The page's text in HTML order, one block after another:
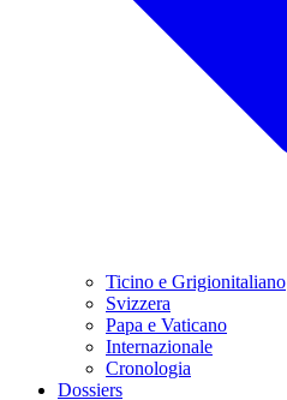
Ticino e Grigionitaliano
Svizzera
Papa e Vaticano
Internazionale
Cronologia
Dossiers